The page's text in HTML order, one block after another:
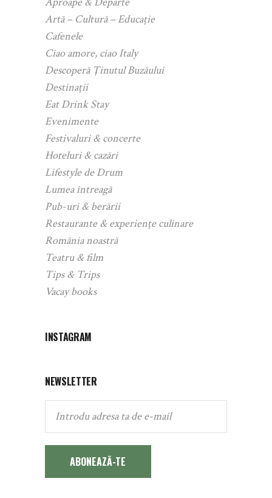
Artă – Cultură – Educație
Cafenele
Ciao amore, ciao Italy
Descoperă Ținutul Buzăului
Destinații
Eat Drink Stay
Evenimente
Festivaluri & concerte
Hoteluri & cazări
Lifestyle de Drum
Lumea întreagă
Pub-uri & berării
Restaurante & experiențe culinare
România noastră
Teatru & film
Tips & Trips
Vacay books
INSTAGRAM
NEWSLETTER
ABONEAZĂ-TE